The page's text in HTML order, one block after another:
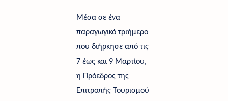
Μέσα σε ένα
παραγωγικό τριήμερο
που διήρκησε από τις
7 έως και 9 Μαρτίου,
η Πρόεδρος της
Επιτροπής Τουρισμού